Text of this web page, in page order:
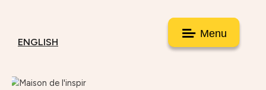
Menu
ENGLISH